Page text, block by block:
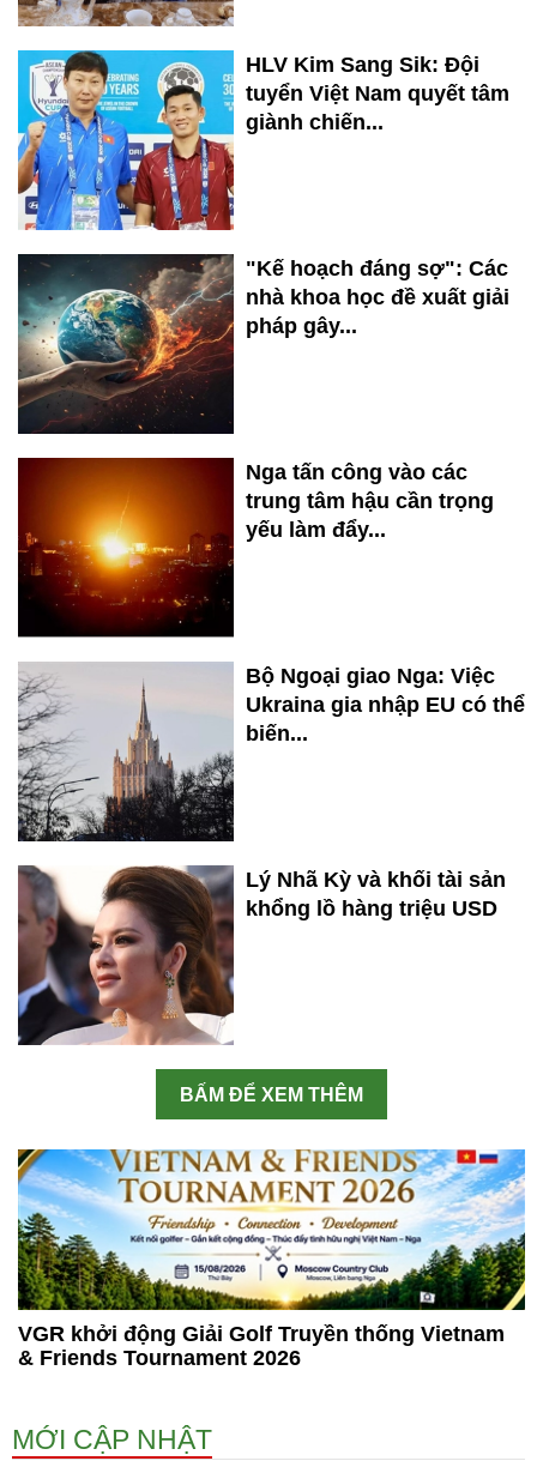
HLV Kim Sang Sik: Đội
tuyển Việt Nam quyết tâm
giành chiến...
"Kế hoạch đáng sợ": Các
nhà khoa học đề xuất giải
pháp gây...
Nga tấn công vào các
trung tâm hậu cần trọng
yếu làm đẩy...
Bộ Ngoại giao Nga: Việc
Ukraina gia nhập EU có thể
biến...
Lý Nhã Kỳ và khối tài sản
khổng lồ hàng triệu USD
BẤM ĐỂ XEM THÊM
VGR khởi động Giải Golf Truyền thống Vietnam
& Friends Tournament 2026
MỚI CẬP NHẬT